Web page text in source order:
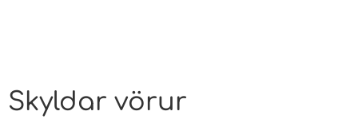
Skyldar vörur